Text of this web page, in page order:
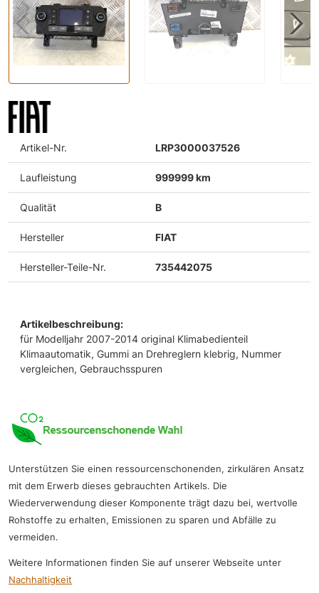
Artikel-Nr. LRP3000037526
Laufleistung 999999 km
Qualität B
Hersteller FIAT
Hersteller-Teile-Nr. 735442075
Artikelbeschreibung:
für Modelljahr 2007-2014 original Klimabedienteil
Klimaautomatik, Gummi an Drehreglern klebrig, Nummer
vergleichen, Gebrauchsspuren
Unterstützen Sie einen ressourcenschonenden, zirkulären Ansatz
mit dem Erwerb dieses gebrauchten Artikels. Die
Wiederverwendung dieser Komponente trägt dazu bei, wertvolle
Rohstoffe zu erhalten, Emissionen zu sparen und Abfälle zu
vermeiden.
Weitere Informationen finden Sie auf unserer Webseite unter
Nachhaltigkeit